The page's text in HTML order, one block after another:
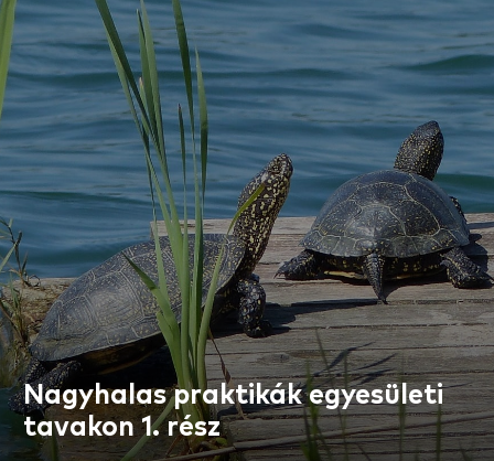
Nagyhalas praktikák egyesületi
tavakon 1. rész